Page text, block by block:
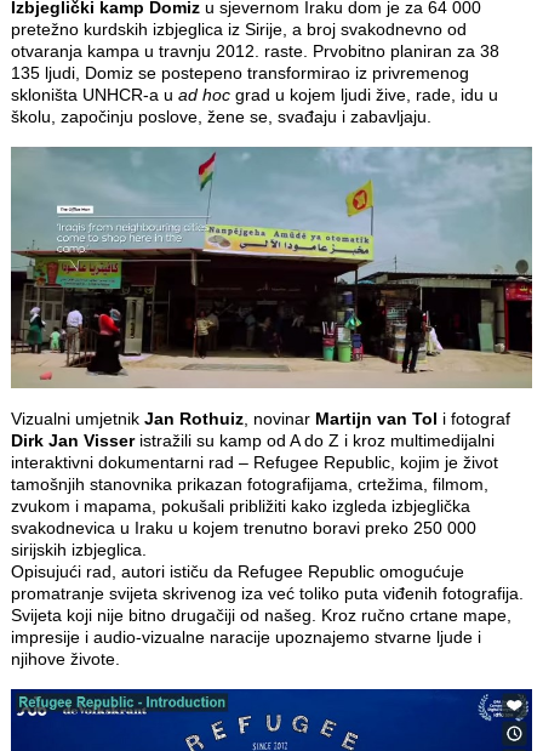
Izbjeglički kamp Domizu sjevernom Iraku dom je za 64 000
pretežno kurdskih izbjeglica iz Sirije, a broj svakodnevno od
otvaranja kampa u travnju 2012. raste. Prvobitno planiran za 38
135 ljudi, Domiz se postepeno transformirao iz privremenog
skloništa UNHCR-a u ad hocgrad u kojem ljudi žive, rade, idu u
školu, započinju poslove, žene se, svađaju i zabavljaju.
Vizualni umjetnik Jan Rothuiz, novinar Martijn van Tol i fotograf
Dirk Jan Visseristražili su kamp od A do Z i kroz multimedijalni
interaktivni dokumentarni rad – Refugee Republic, kojim je život
tamošnjih stanovnika prikazan fotografijama, crtežima, filmom,
zvukom i mapama, pokušali približiti kako izgleda izbjeglička
svakodnevica u Iraku u kojem trenutno boravi preko 250 000
sirijskih izbjeglica.
Opisujući rad, autori ističu da Refugee Republic omogućuje
promatranje svijeta skrivenog iza već toliko puta viđenih fotografija.
Svijeta koji nije bitno drugačiji od našeg. Kroz ručno crtane mape,
impresije i audio-vizualne naracije upoznajemo stvarne ljude i
njihove živote.